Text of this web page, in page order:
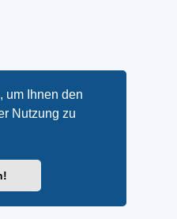
um Ihnen den
Nutzung zu